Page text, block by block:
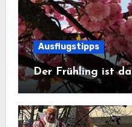
Ausflugstipps
Der Frühling ist da